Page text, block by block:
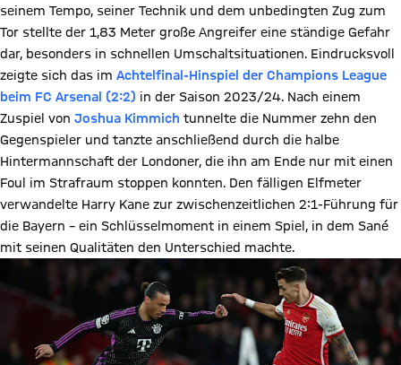
seinem Tempo, seiner Technik und dem unbedingten Zug zum
Tor stellte der 1,83 Meter große Angreifer eine ständige Gefahr
dar, besonders in schnellen Umschaltsituationen. Eindrucksvoll
zeigte sich das im Achtelfinal-Hinspiel der Champions League
beim FC Arsenal (2:2) in der Saison 2023/24. Nach einem
Zuspiel von Joshua Kimmich tunnelte die Nummer zehn den
Gegenspieler und tanzte anschließend durch die halbe
Hintermannschaft der Londoner, die ihn am Ende nur mit einen
Foul im Strafraum stoppen konnten. Den fälligen Elfmeter
verwandelte Harry Kane zur zwischenzeitlichen 2:1-Führung für
die Bayern – ein Schlüsselmoment in einem Spiel, in dem Sané
mit seinen Qualitäten den Unterschied machte.